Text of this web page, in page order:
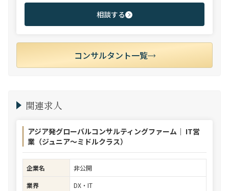
相談する
コンサルタント一覧
関連求人
アジア発グローバルコンサルティングファーム｜ IT営
業（ジュニア～ミドルクラス）
企業名
非公開
業界
DX・IT